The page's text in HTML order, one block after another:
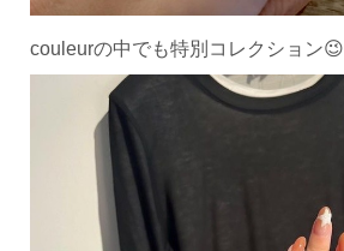
couleurの中でも特別コレクション😉